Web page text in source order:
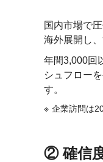
国内市場で
海外展開し
年間3,000回
シュフロー
す。
企業訪問は
② 確信